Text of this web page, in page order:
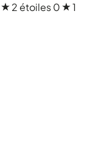
2 étoiles0
1